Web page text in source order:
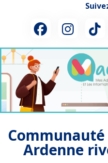
Ardenne